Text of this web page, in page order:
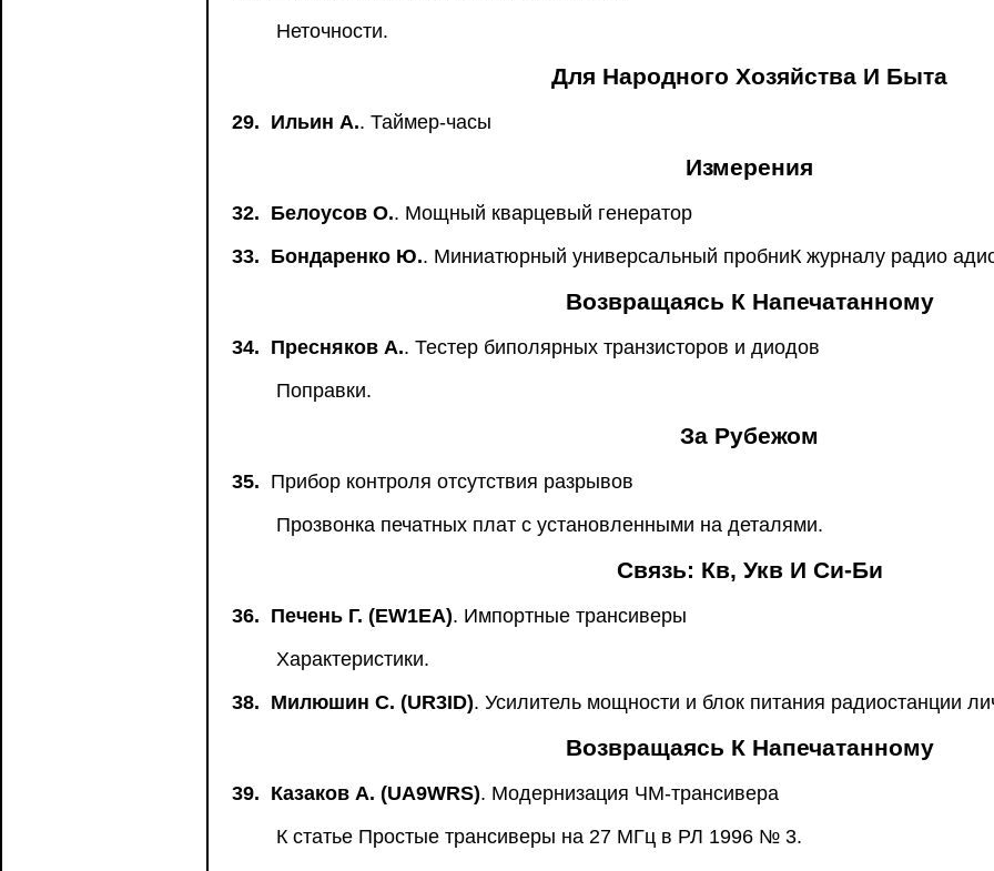
Неточности.
Для Народного Хозяйства И Быта
29. Ильин А.. Таймер-часы
Измерения
32. Белоусов О.. Мощный кварцевый генератор
33. Бондаренко Ю.. Миниатюрный универсальный пробниК журналу радио
Возвращаясь К Напечатанному
34. Пресняков А.. Тестер биполярных транзисторов и диодов
Поправки.
За Рубежом
35. Прибор контроля отсутствия разрывов
Прозвонка печатных плат с установленными на деталями.
Связь: Кв, Укв И Си-Би
36. Печень Г. (EW1EA). Импортные трансиверы
Характеристики.
38. Милюшин С. (UR3ID). Усилитель мощности и блок питания радиостанции
Возвращаясь К Напечатанному
39. Казаков А. (UA9WRS). Модернизация ЧМ-трансивера
К статье Простые трансиверы на 27 МГц в РЛ 1996 № 3.